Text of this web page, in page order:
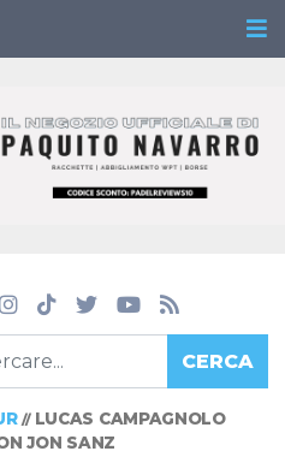
CERCA
// LUCAS CAMPAGNOLO
JON SANZ